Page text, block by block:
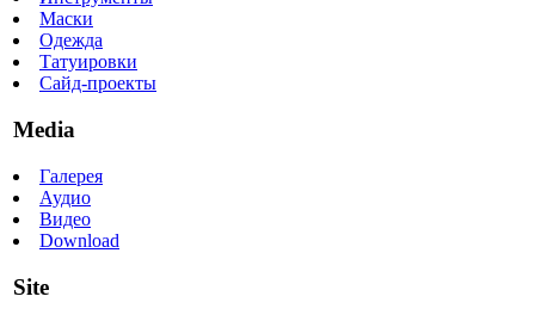
Маски
Одежда
Татуировки
Сайд-проекты
Media
Галерея
Аудио
Видео
Download
Site